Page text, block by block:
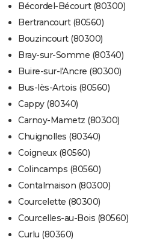
Bécordel-Bécourt (80300)
Bertrancourt (80560)
Bouzincourt (80300)
Bray-sur-Somme (80340)
Buire-sur-l'Ancre (80300)
Bus-lès-Artois (80560)
Cappy (80340)
Carnoy-Mametz (80300)
Chuignolles (80340)
Coigneux (80560)
Colincamps (80560)
Contalmaison (80300)
Courcelette (80300)
Courcelles-au-Bois (80560)
Curlu (80360)